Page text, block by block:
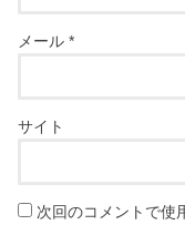
メール*
サイト
次回のコメントで使